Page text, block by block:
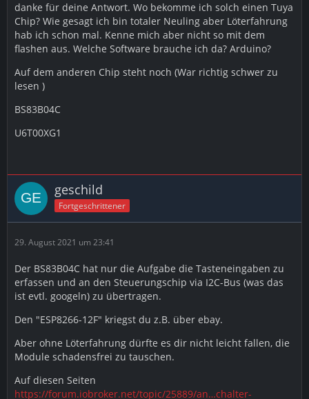
danke für deine Antwort. Wo bekomme ich solch einen Tuya
Chip? Wie gesagt ich bin totaler Neuling aber Löterfahrung
hab ich schon mal. Kenne mich aber nicht so mit dem
flashen aus. Welche Software brauche ich da? Arduino?
Auf dem anderen Chip steht noch (War richtig schwer zu
lesen )
BS83B04C
U6T00XG1
geschild
Fortgeschrittener
29. August 2021 um 23:41
Der BS83B04C hat nur die Aufgabe die Tasteneingaben zu
erfassen und an den Steuerungschip via I2C-Bus (was das
ist evtl. googeln) zu übertragen.
Den "ESP8266-12F" kriegst du z.B. über ebay.
Aber ohne Löterfahrung dürfte es dir nicht leicht fallen, die
Module schadensfrei zu tauschen.
Auf diesen Seiten
https://forum.iobroker.net/topic/25889/an…chalter-